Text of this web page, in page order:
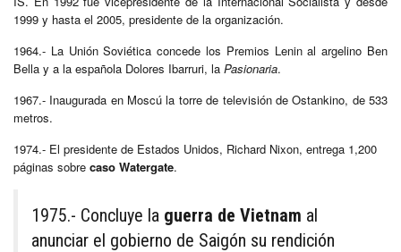
1999 y hasta el 2005, presidente de la organización.
1964.- La Unión Soviética concede los Premios Lenin al argelino Ben
Bella y a la española Dolores Ibarruri, la Pasionaria.
1967.- Inaugurada en Moscú la torre de televisión de Ostankino, de 533
metros.
1974.- El presidente de Estados Unidos, Richard Nixon, entrega 1,200
páginas sobre caso Watergate.
1975.- Concluye la guerra de Vietnam al
anunciar el gobierno de Saigón su rendición